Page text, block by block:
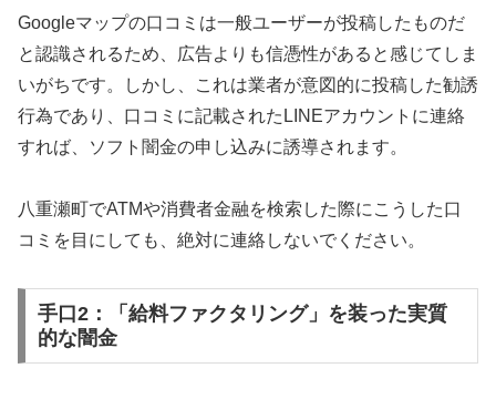
Googleマップの口コミは一般ユーザーが投稿したものだ
と認識されるため、広告よりも信憑性があると感じてしま
いがちです。しかし、これは業者が意図的に投稿した勧誘
行為であり、口コミに記載されたLINEアカウントに連絡
すれば、ソフト闇金の申し込みに誘導されます。
八重瀬町でATMや消費者金融を検索した際にこうした口
コミを目にしても、絶対に連絡しないでください。
手口2：「給料ファクタリング」を装った実質
的な闇金